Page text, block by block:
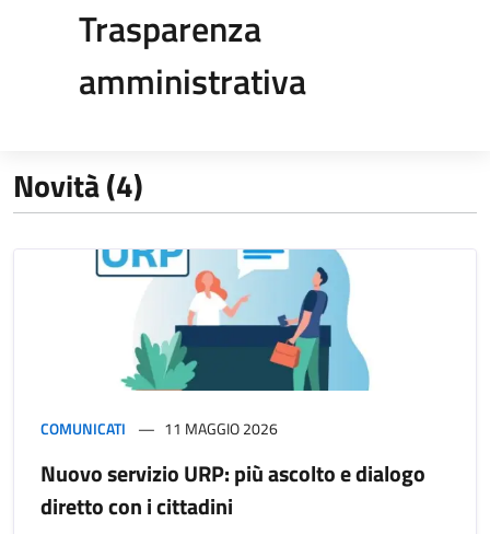
Trasparenza
amministrativa
Novità (4)
COMUNICATI 11 MAGGIO 2026
Nuovo servizio URP: più ascolto e dialogo
diretto con i cittadini